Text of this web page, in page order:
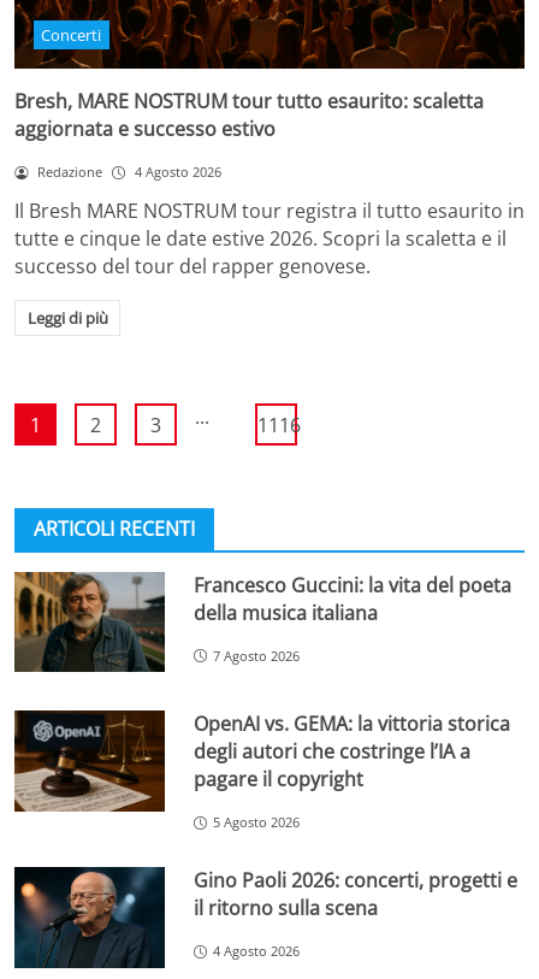
Concerti
Bresh, MARE NOSTRUM tour tutto esaurito: scaletta
aggiornata e successo estivo
Redazione 4 Agosto 2026
Il Bresh MARE NOSTRUM tour registra il tutto esaurito in
tutte e cinque le date estive 2026. Scopri la scaletta e il
successo del tour del rapper genovese.
Leggi di più
1 2 3 ... 1116
ARTICOLI RECENTI
Francesco Guccini: la vita del poeta
della musica italiana
7 Agosto 2026
OpenAI vs. GEMA: la vittoria storica
degli autori che costringe l’IA a
pagare il copyright
5 Agosto 2026
Gino Paoli 2026: concerti, progetti e
il ritorno sulla scena
4 Agosto 2026